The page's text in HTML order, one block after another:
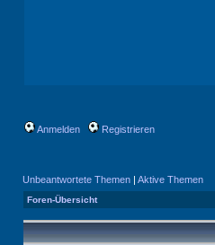
Anmelden Registrieren
Unbeantwortete Themen | Aktive Themen
Foren-Übersicht